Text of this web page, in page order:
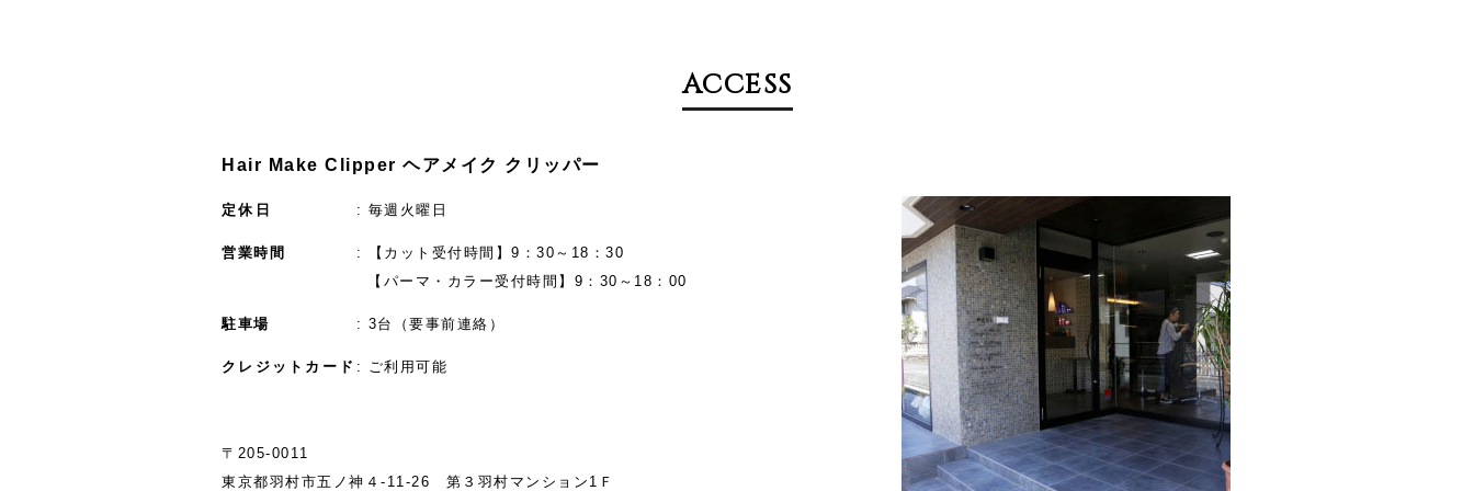
ACCESS
Hair Make Clipper ヘアメイク クリッパー
定休日 毎週火曜日
営業時間
【カット受付時間】9：30～18：30
【パーマ・カラー受付時間】9：30～18：00
駐車場 3台（要事前連絡）
クレジットカード ご利用可能
〒205-0011
東京都羽村市五ノ神４-11‐26 第３羽村マンション1Ｆ